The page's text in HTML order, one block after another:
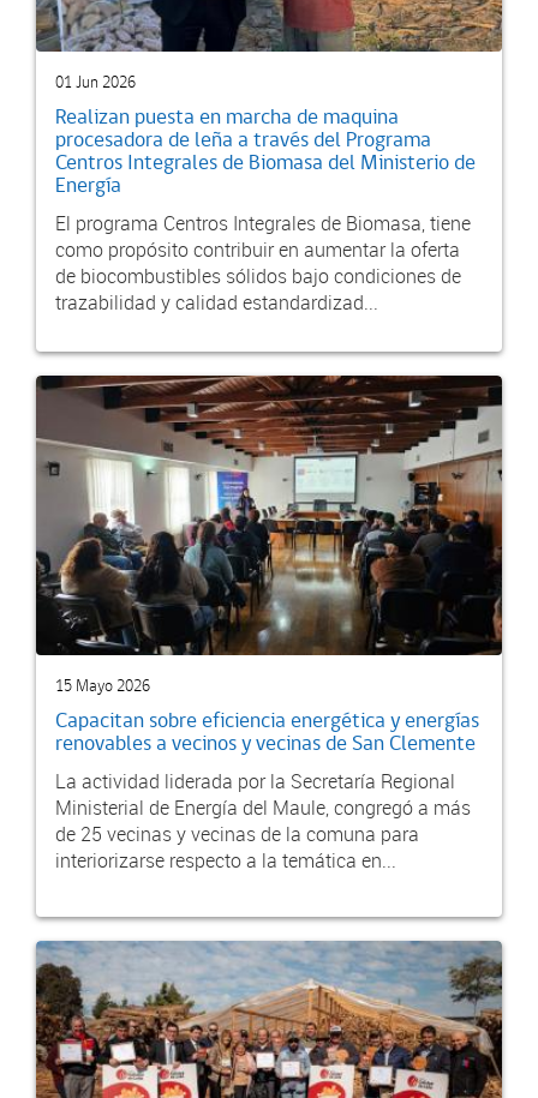
01 Jun 2026
Realizan puesta en marcha de maquina
procesadora de leña a través del Programa
Centros Integrales de Biomasa del Ministerio de
Energía
El programa Centros Integrales de Biomasa, tiene
como propósito contribuir en aumentar la oferta
de biocombustibles sólidos bajo condiciones de
trazabilidad y calidad estandardizad...
15 Mayo 2026
Capacitan sobre eficiencia energética y energías
renovables a vecinos y vecinas de San Clemente
La actividad liderada por la Secretaría Regional
Ministerial de Energía del Maule, congregó a más
de 25 vecinas y vecinas de la comuna para
interiorizarse respecto a la temática en...